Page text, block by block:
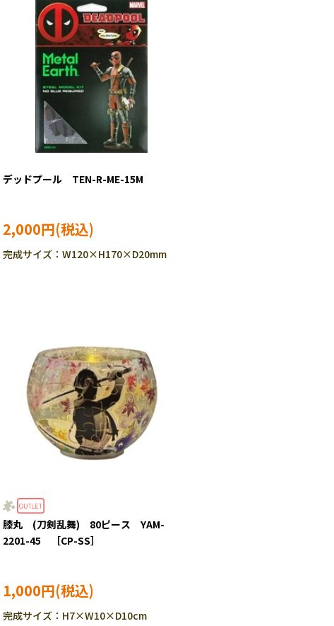
デッドプール TEN-R-ME-15M
2,000円
完成サイズ：W120×H170×D20mm
膝丸 (刀剣乱舞) 80ピース YAM-
2201-45 ［CP-SS］
1,000円
完成サイズ：H7×W10×D10cm